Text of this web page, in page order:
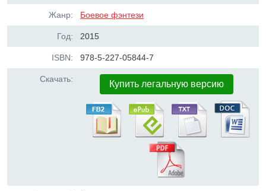
Жанр: Боевое фэнтези
Год: 2015
ISBN: 978-5-227-05844-7
Скачать: Купить легальную версию